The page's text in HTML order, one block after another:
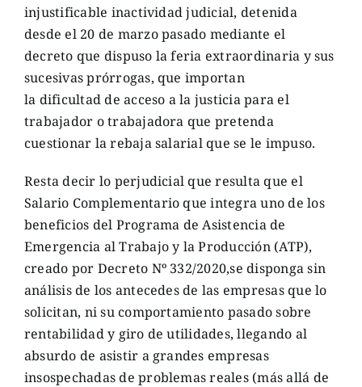
injustificable inactividad judicial, detenida
desde el 20 de marzo pasado mediante el
decreto que dispuso la feria extraordinaria y sus
sucesivas prórrogas, que importan
la dificultad de acceso a la justicia para el
trabajador o trabajadora que pretenda
cuestionar la rebaja salarial que se le impuso.
Resta decir lo perjudicial que resulta que el
Salario Complementario que integra uno de los
beneficios del Programa de Asistencia de
Emergencia al Trabajo y la Producción (ATP),
creado por Decreto Nº 332/2020,se disponga sin
análisis de los antecedes de las empresas que lo
solicitan, ni su comportamiento pasado sobre
rentabilidad y giro de utilidades, llegando al
absurdo de asistir a grandes empresas
insospechadas de problemas reales (más allá de